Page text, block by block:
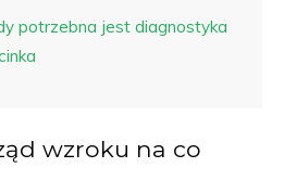
potrzebna jest diagnostyka
wzroku na co